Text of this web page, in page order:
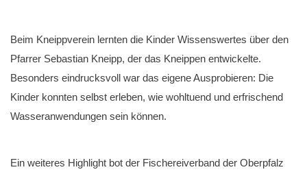
Beim Kneippverein lernten die Kinder Wissenswertes über den
Pfarrer Sebastian Kneipp, der das Kneippen entwickelte.
Besonders eindrucksvoll war das eigene Ausprobieren: Die
Kinder konnten selbst erleben, wie wohltuend und erfrischend
Wasseranwendungen sein können.
Ein weiteres Highlight bot der Fischereiverband der Oberpfalz